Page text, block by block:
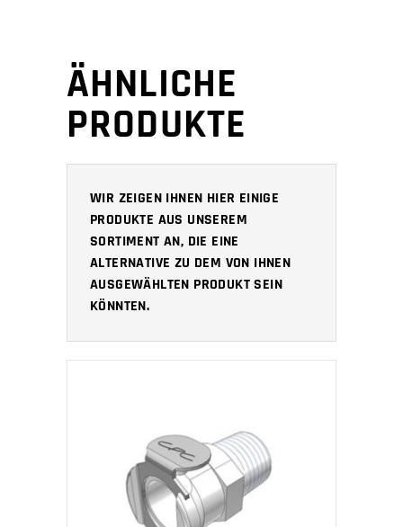
ÄHNLICHE
PRODUKTE
WIR ZEIGEN IHNEN HIER EINIGE
PRODUKTE AUS UNSEREM
SORTIMENT AN, DIE EINE
ALTERNATIVE ZU DEM VON IHNEN
AUSGEWÄHLTEN PRODUKT SEIN
KÖNNTEN.
IN DEN WARENKORB